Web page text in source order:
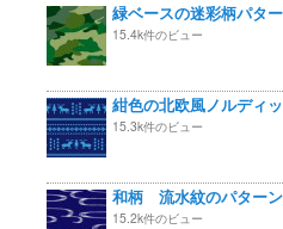
緑ベースの迷彩柄パタ
15.4k件のビュー
紺色の北欧風ノルディ
15.3k件のビュー
和柄 流水紋のパターン
15.2k件のビュー